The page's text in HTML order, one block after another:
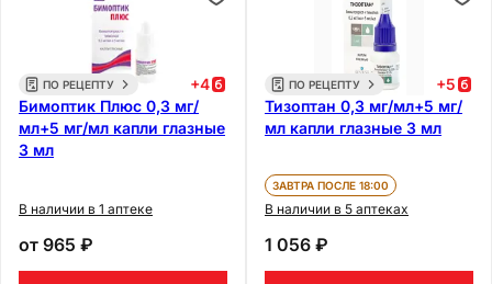
ПО РЕЦЕПТУ +4
Бимоптик Плюс 0,3 мг/
мл+5 мг/мл капли глазные
3 мл
В наличии в 1 аптеке
от 965 ₽
ПО РЕЦЕПТУ +5
Тизоптан 0,3 мг/мл+5 мг/
мл капли глазные 3 мл
ЗАВТРА ПОСЛЕ 18:00
В наличии в 5 аптеках
1 056 ₽